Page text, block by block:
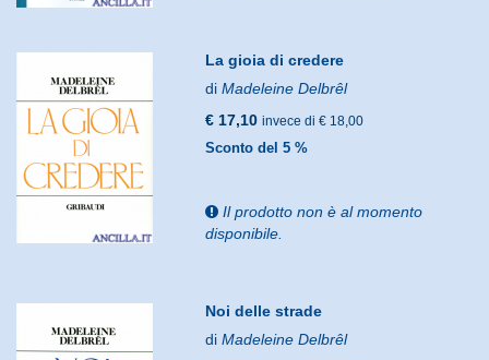
La gioia di credere
diMadeleine Delbrêl
€ 17,10 invece di € 18,00
Sconto del 5 %
Il prodotto non è al momento
disponibile.
Noi delle strade
diMadeleine Delbrêl